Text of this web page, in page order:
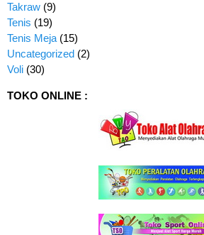
Takraw (9)
Tenis (19)
Tenis Meja (15)
Uncategorized (2)
Voli (30)
TOKO ONLINE :